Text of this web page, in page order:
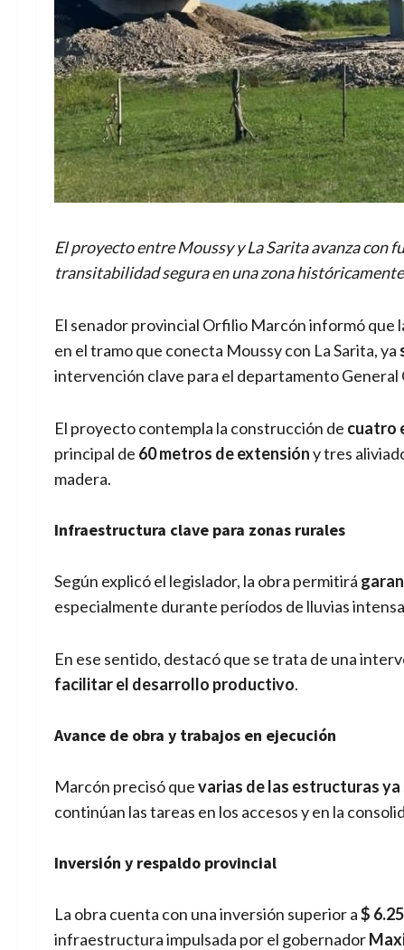
El proyecto entre Moussy y La Sarita avanza
transitabilidad segura en una zona
El senador provincial Orfilio Marcón informó que
en el tramo que conecta Moussy con La Sarita, ya
intervención clave para el departamento General
El proyecto contempla la construcción de cuatro
principal de 60 metros de extensióny tres
madera.
Infraestructura clave para zonas rurales
Según explicó el legislador, la obra permitirá
especialmente durante períodos de lluvias
En ese sentido, destacó que se trata de una
facilitar el desarrollo productivo.
Avance de obra y trabajos en ejecución
Marcón precisó quevarias de las estructuras
continúan las tareas en los accesos y en la
Inversión y respaldo provincial
La obra cuenta con una inversión superior a$
infraestructura impulsada por el gobernador